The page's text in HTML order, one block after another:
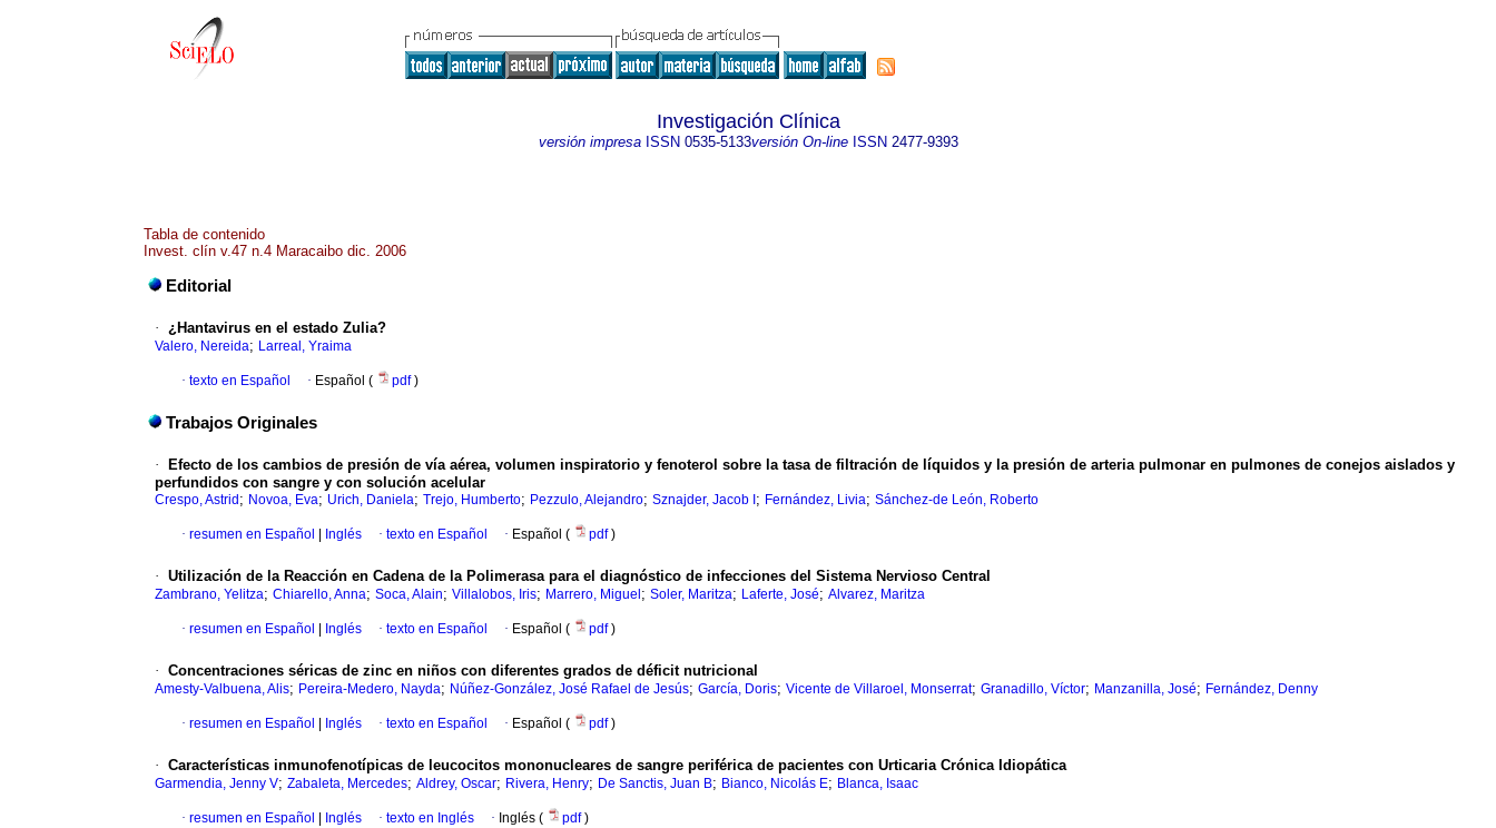
Investigación Clínica
versión impresaISSN 0535-5133versión On-lineISSN 2477-9393
Tabla de contenido
Invest. clín v.47 n.4 Maracaibo dic. 2006
Editorial
· ¿Hantavirus en el estado Zulia?
Valero, Nereida; Larreal, Yraima
· texto en Español · Español ( pdf)
Trabajos Originales
·
Efecto de los cambios de presión de vía aérea, volumen inspiratorio y fenoterol sobre la tasa de filtración de líquidos y la presión de arteria pulmonar en pulmones de conejos aislados y
perfundidos con sangre y con solución acelular
Crespo, Astrid ; Novoa, Eva; Urich, Daniela; Trejo, Humberto; Pezzulo, Alejandro; Sznajder, Jacob I ; Fernández, Livia; Sánchez-de León, Roberto
· resumen en Español Inglés · texto en Español · Español ( pdf)
· Utilización de la Reacción en Cadena de la Polimerasa para el diagnóstico de infecciones del Sistema Nervioso Central
Zambrano, Yelitza; Chiarello, Anna; Soca, Alain; Villalobos, Iris; Marrero, Miguel ; Soler, Maritza; Laferte, José; Alvarez, Maritza
· resumen en Español Inglés · texto en Español · Español ( pdf)
· Concentraciones séricas de zinc en niños con diferentes grados de déficit nutricional
Amesty-Valbuena, Alis; Pereira-Medero, Nayda; Núñez-González, José Rafael de Jesús; García, Doris; Vicente de Villaroel, Monserrat; Granadillo, Víctor; Manzanilla, José; Fernández, Denny
· resumen en Español Inglés · texto en Español · Español ( pdf)
· Características inmunofenotípicas de leucocitos mononucleares de sangre periférica de pacientes con Urticaria Crónica Idiopática
Garmendia, Jenny V; Zabaleta, Mercedes; Aldrey, Oscar; Rivera, Henry; De Sanctis, Juan B; Bianco, Nicolás E; Blanca, Isaac
· resumen en Español Inglés · texto en Inglés · Inglés ( pdf)